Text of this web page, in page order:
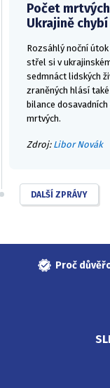
Počet
Ukrajině
Rozsáhlý noční
střel si v
sedmnáct lidských
zraněných hlásí
bilance
mrtvých.
Zdroj: Libor Novák
DALŠÍ ZPRÁVY
Proč